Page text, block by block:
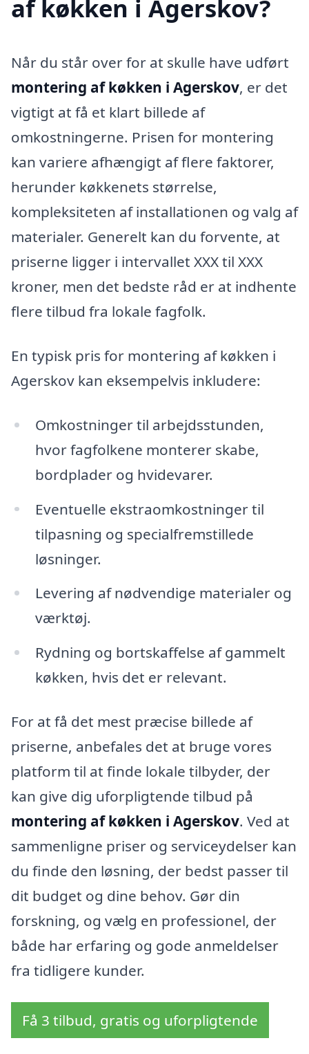
af køkken i Agerskov?
Når du står over for at skulle have udført
montering af køkken i Agerskov, er det
vigtigt at få et klart billede af
omkostningerne. Prisen for montering
kan variere afhængigt af flere faktorer,
herunder køkkenets størrelse,
kompleksiteten af installationen og valg af
materialer. Generelt kan du forvente, at
priserne ligger i intervallet XXX til XXX
kroner, men det bedste råd er at indhente
flere tilbud fra lokale fagfolk.
En typisk pris for montering af køkken i
Agerskov kan eksempelvis inkludere:
Omkostninger til arbejdsstunden,
hvor fagfolkene monterer skabe,
bordplader og hvidevarer.
Eventuelle ekstraomkostninger til
tilpasning og specialfremstillede
løsninger.
Levering af nødvendige materialer og
værktøj.
Rydning og bortskaffelse af gammelt
køkken, hvis det er relevant.
For at få det mest præcise billede af
priserne, anbefales det at bruge vores
platform til at finde lokale tilbyder, der
kan give dig uforpligtende tilbud på
montering af køkken i Agerskov. Ved at
sammenligne priser og serviceydelser kan
du finde den løsning, der bedst passer til
dit budget og dine behov. Gør din
forskning, og vælg en professionel, der
både har erfaring og gode anmeldelser
fra tidligere kunder.
Få 3 tilbud, gratis og uforpligtende